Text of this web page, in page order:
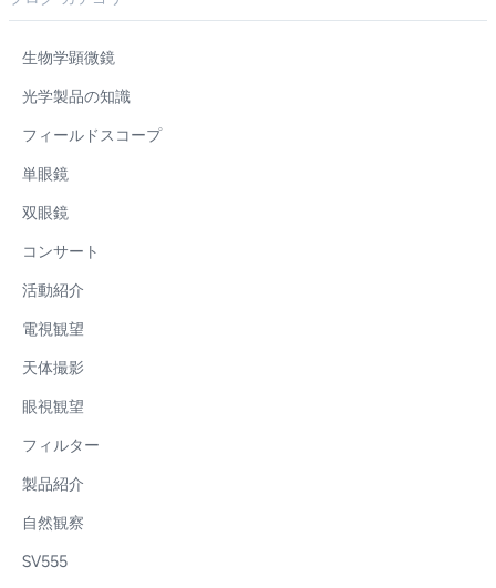
生物学顕微鏡
光学製品の知識
フィールドスコープ
単眼鏡
双眼鏡
コンサート
活動紹介
電視観望
天体撮影
眼視観望
フィルター
製品紹介
自然観察
SV555